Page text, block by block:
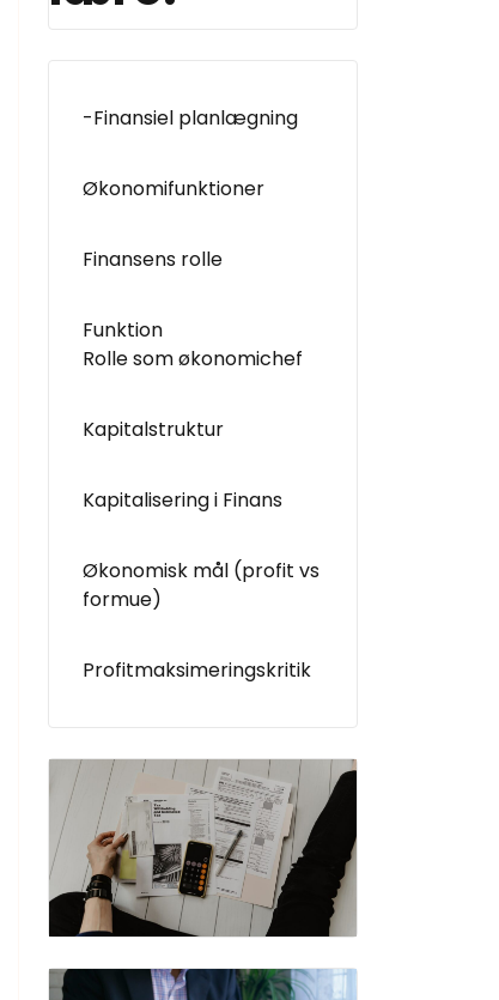
-Finansiel planlægning
Økonomifunktioner
Finansens rolle
Funktion
Rolle som økonomichef
Kapitalstruktur
Kapitalisering i Finans
Økonomisk mål (profit vs
formue)
Profitmaksimeringskritik